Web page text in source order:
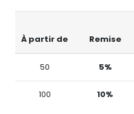
À partir de Remise
50 5%
100 10%